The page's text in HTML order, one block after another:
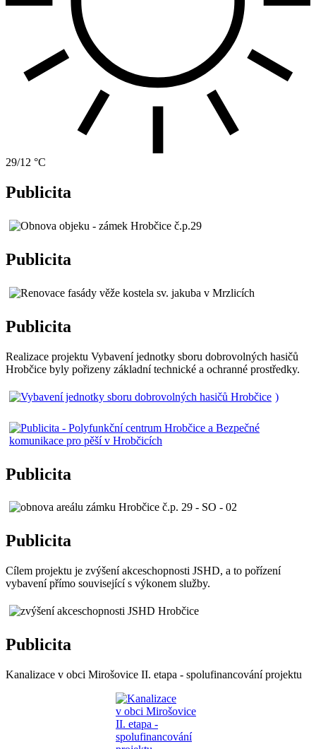
29/12 °C
Publicita
Publicita
Publicita
Realizace projektu Vybavení jednotky sboru dobrovolných hasičů
Hrobčice byly pořizeny základní technické a ochranné prostředky.
)
Publicita
Publicita
Cílem projektu je zvýšení akceschopnosti JSHD, a to pořízení
vybavení přímo související s výkonem služby.
Publicita
Kanalizace v obci Mirošovice II. etapa - spolufinancování projektu